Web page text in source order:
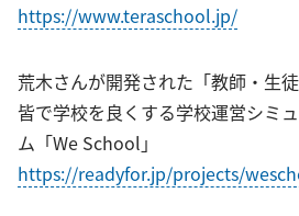
https://www.teraschool.jp/
荒木さんが開発された「教師・生
皆で学校を良くする学校運営シミ
ム「We School」
https://readyfor.jp/projects/